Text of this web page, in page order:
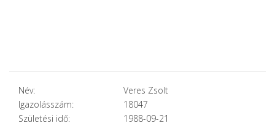
Név:
Veres Zsolt
Igazolásszám:
18047
Születési idő:
1988-09-21